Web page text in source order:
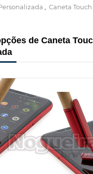
Caneta
de Caneta